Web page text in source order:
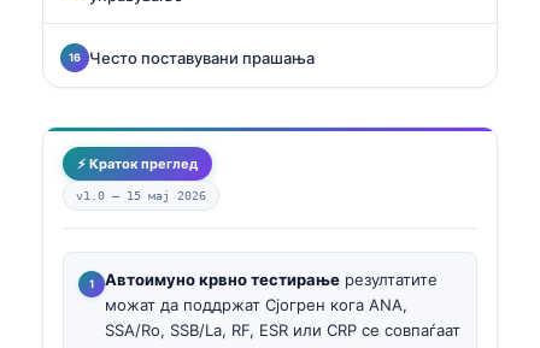
Често поставувани прашања
⚡ Краток преглед
v1.0 — 15 мај 2026
Автоимуно крвно тестирање резултатите
можат да поддржат Сјогрен кога ANA,
SSA/Ro, SSB/La, RF, ESR или CRP се совпаѓаат